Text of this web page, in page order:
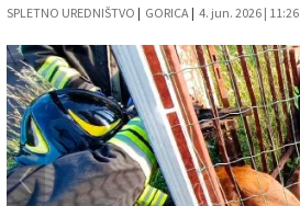
Uredništvo
Oglasi
Založnik
Zadruga PD
SPLETNO UREDNIŠTVO | GORICA | 4. jun. 2026 | 11:26